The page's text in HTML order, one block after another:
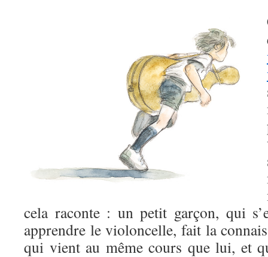
cela raconte : un petit garçon, qui
apprendre le violoncelle, fait la
qui vient au même cours que lui, et